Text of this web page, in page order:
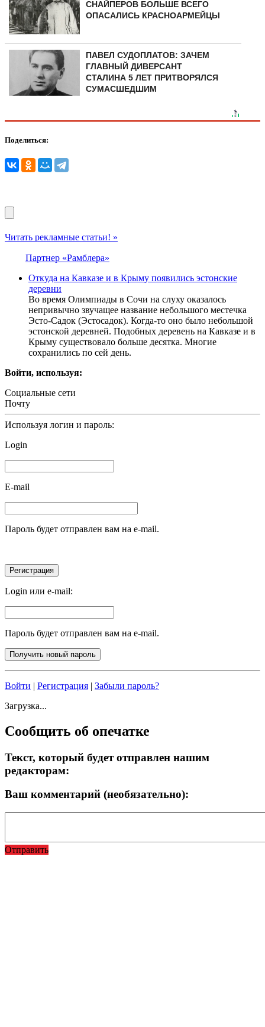
СНАЙПЕРОВ БОЛЬШЕ ВСЕГО
ОПАСАЛИСЬ КРАСНОАРМЕЙЦЫ
ПАВЕЛ СУДОПЛАТОВ: ЗАЧЕМ
ГЛАВНЫЙ ДИВЕРСАНТ
СТАЛИНА 5 ЛЕТ ПРИТВОРЯЛСЯ
СУМАСШЕДШИМ
Поделиться:
Читать рекламные статьи! »
Партнер «Рамблера»
Откуда на Кавказе и в Крыму появились эстонские
деревни
Во время Олимпиады в Сочи на слуху оказалось
непривычно звучащее название небольшого местечка
Эсто-Садок (Эстосадок). Когда-то оно было небольшой
эстонской деревней. Подобных деревень на Кавказе и в
Крыму существовало больше десятка. Многие
сохранились по сей день.
Войти, используя:
Социальные сети
Почту
Используя логин и пароль:
Login
E-mail
Пароль будет отправлен вам на e-mail.
Login или e-mail:
Пароль будет отправлен вам на e-mail.
Войти | Регистрация | Забыли пароль?
Загрузка...
Сообщить об опечатке
Текст, который будет отправлен нашим
редакторам:
Ваш комментарий (необязательно):
Отправить